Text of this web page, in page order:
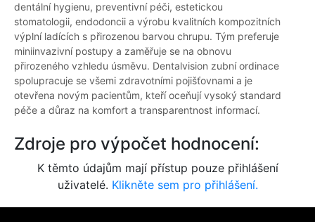
dentální hygienu, preventivní péči, estetickou
stomatologii, endodoncii a výrobu kvalitních kompozitních
výplní ladících s přirozenou barvou chrupu. Tým preferuje
miniinvazivní postupy a zaměřuje se na obnovu
přirozeného vzhledu úsměvu. Dentalvision zubní ordinace
spolupracuje se všemi zdravotními pojišťovnami a je
otevřena novým pacientům, kteří oceňují vysoký standard
péče a důraz na komfort a transparentnost informací.
Zdroje pro výpočet hodnocení:
K těmto údajům mají přístup pouze přihlášení
uživatelé. Klikněte sem pro přihlášení.